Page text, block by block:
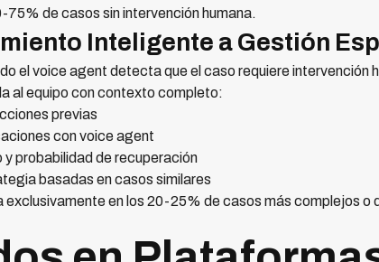
de casos sin intervención humana.
Inteligente a Gestión
el voice agent detecta que el caso requiere intervención
al equipo con contexto completo:
previas
con voice agent
probabilidad de recuperación
basadas en casos similares
exclusivamente en los 20-25% de casos más complejos o